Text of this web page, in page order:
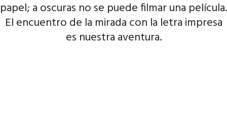
papel; a oscuras no se puede filmar una película.
El encuentro de la mirada con la letra impresa
es nuestra aventura.